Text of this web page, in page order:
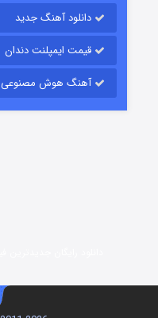
دانلود آهنگ جدید
قیمت ایمپلنت دندان
آهنگ هوش مصنوعی